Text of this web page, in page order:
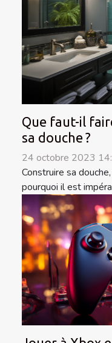
Que faut-il
sa douche ?
24 octobre 2023
Construire sa
pourquoi il est